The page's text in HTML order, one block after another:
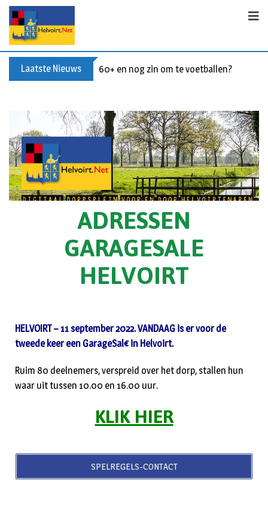
Laatste Nieuws 60+ en nog zin om te voetballen? Kom
ADRESSEN
GARAGESALE
HELVOIRT
HELVOIRT – 11 september 2022. VANDAAG is er voor de
tweede keer een GarageSal€ in Helvoirt.
Ruim 80 deelnemers, verspreid over het dorp, stallen hun
waar uit tussen 10.00 en 16.00 uur.
KLIK HIER
SPELREGELS-CONTACT